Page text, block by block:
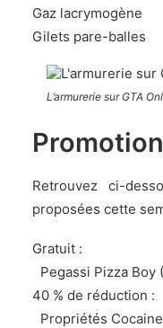
Gaz lacrymogène
Gilets pare-balles
L’armurerie sur GTA
Retrouvez ci-
proposées cette
Gratuit :
Pegassi Pizza Boy
40 % de réduction :
Propriétés